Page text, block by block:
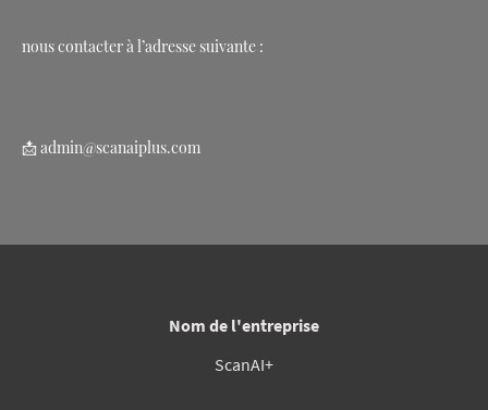
nous contacter à l’adresse suivante :
📩 admin@scanaiplus.com
Nom de l'entreprise
ScanAI+